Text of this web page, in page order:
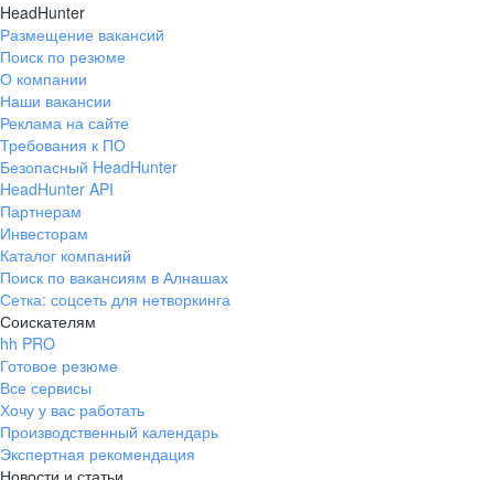
HeadHunter
Размещение вакансий
Поиск по резюме
О компании
Наши вакансии
Реклама на сайте
Требования к ПО
Безопасный HeadHunter
HeadHunter API
Партнерам
Инвесторам
Каталог компаний
Поиск по вакансиям в Алнашах
Сетка: соцсеть для нетворкинга
Соискателям
hh PRO
Готовое резюме
Все сервисы
Хочу у вас работать
Производственный календарь
Экспертная рекомендация
Новости и статьи